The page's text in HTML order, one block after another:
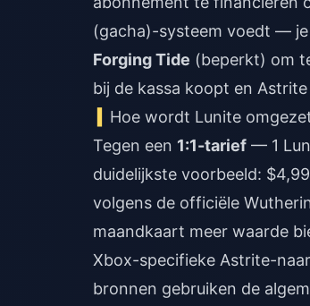
(gacha)-systeem voedt —
Forging Tide (beperkt) om
bij de kassa koopt en
Hoe wordt Lunite
Tegen een 1:1-tarief — 1
duidelijkste voorbeeld:
volgens de officiële
maandkaart meer waarde
Xbox-specifieke Astrite-
bronnen gebruiken de